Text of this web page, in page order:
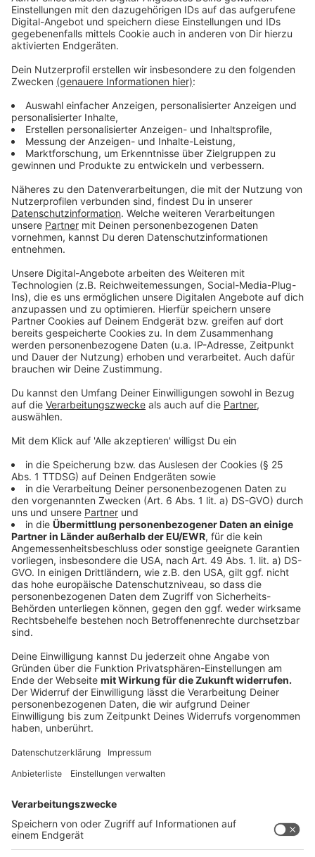
Kilogramm schwer, ebenfalls muskulös. Auch er ist
zwischen 25 und 35 Jahre alt und hat einen rötlichen
Bart.
Er hat auffällige Tätowierungen, die mutmaßlich nicht
älter als ein Jahr sind.
Auf dem Bauch trägt er den Schriftzug "Good Fella"
und die Zahlenfolge "1312", auf dem Rücken ein
orthodoxes Kreuz und am rechten Unterarm einen
Frauenkopf in Dämonengestalt (sogenannter
Sukkubus).
Bei der Obduktion der beiden Leichname konnte keine
Todesursache bestimmt werden. "Die toxikologischen
Untersuchungen der Rechtsmedizin dauern an. Wir
erhoffen uns daraus Aufschlüsse über die
Todesursache und die Frage, ob ein Fremdverschulden
vorliegt", erläutert Oberstaatsanwalt Martin
Botzenhardt den aktuellen Stand. "Bislang haben wir
weiterhin keine Hinweise auf eine Gewalteinwirkung."
Auch die Untersuchungen des Landeskriminalamtes an
Fundort der Verstorbenen gesicherten Fundstück (das
in den Medien als "Haarbüschel" bezeichnet worden
ist) sind noch nicht abgeschlossen. Verlässliche
Aussagen hierzu sind daher gegenwärtig nicht möglich.
Die bislang durchgeführten Ermittlungen und die
daraus gewonnenen Erkenntnisse deuten aktuell
darauf hin, dass die beiden Männer vor dem Fund
vermutlich nicht länger als eine Woche tot waren.
Polizei und Staatsanwaltschaft sind nun auf der Suche
nach Zeugen, die Hinweise zur Identität der beiden
Verstorbenen geben können.
Hinweise nimmt die Polizei unter der Rufnummer 0251